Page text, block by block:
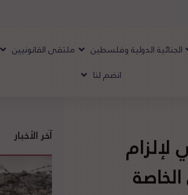
الجنائية الدولية وفلسطين ملتقى القانونيين
انضم لنا
لإلزام
آخر الأخبار